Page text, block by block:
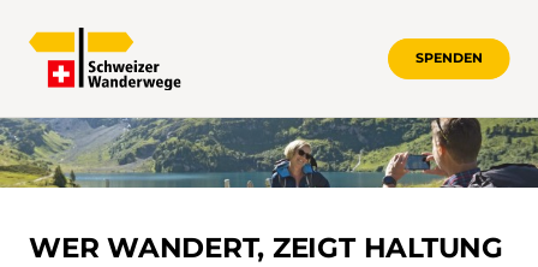
SPENDEN
WER WANDERT, ZEIGT HALTUNG
WER WANDERT, ZEIGT HALTUNG